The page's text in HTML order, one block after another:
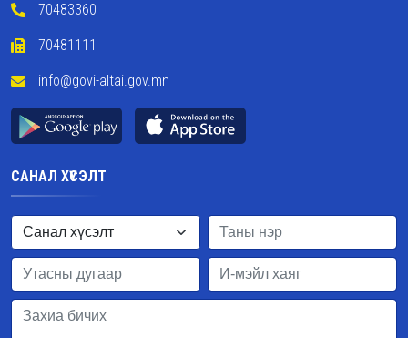
70483360
70481111
info@govi-altai.gov.mn
САНАЛ ХҮСЭЛТ